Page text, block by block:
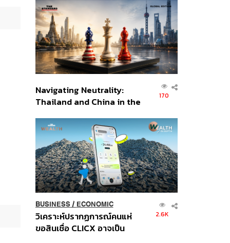
ส่วนยุทธศาสตร์ไทย –
อินโดนีเซีย
Navigating Neutrality:
Thailand and China in the
Order
170
BUSINESS/ ECONOMIC
วิเคราะห์ปรากฏการณ์คนแห่
ขอสินเชื่อ CLICX อาจเป็น
2.6K